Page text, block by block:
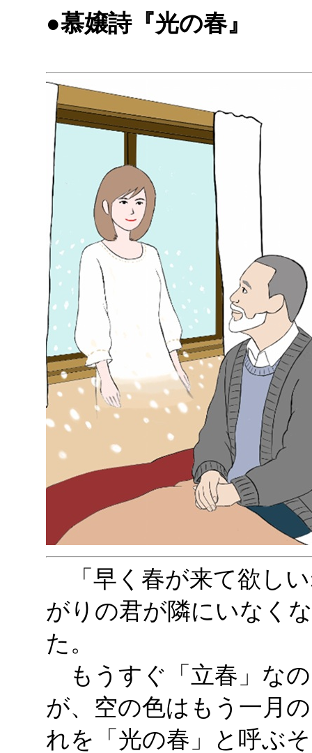
●慕嬢詩『光の春』
「早く春が来て欲し
がりの君が隣にいなく
た。
もうすぐ「立春」な
が、空の色はもう一月
れを「光の春」と呼ぶ